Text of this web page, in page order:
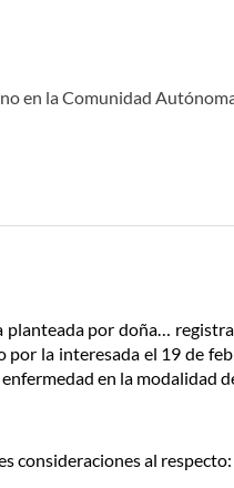
en la Comunidad
por doña…
la interesada el 19 de
en la modalidad
consideraciones al respecto: